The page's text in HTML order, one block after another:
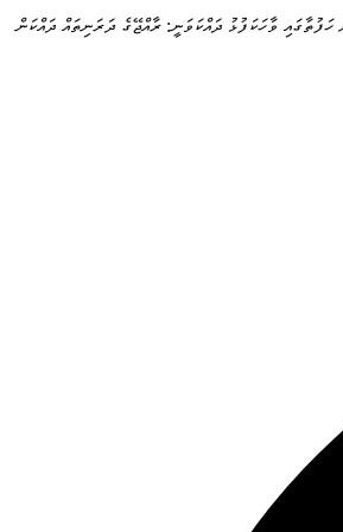
ވާހަކަފުޅު ދައްކަވަނީ: ރާއްޖޭގެ ދަރަނިތައް ދައްކަން